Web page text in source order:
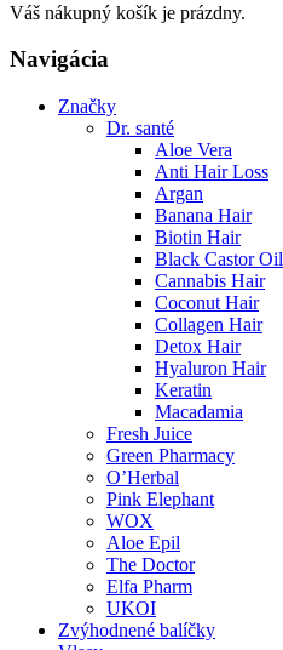
Váš nákupný košík je prázdny.
Navigácia
Značky
Dr. santé
Aloe Vera
Anti Hair Loss
Argan
Banana Hair
Biotin Hair
Black Castor Oil
Cannabis Hair
Coconut Hair
Collagen Hair
Detox Hair
Hyaluron Hair
Keratin
Macadamia
Fresh Juice
Green Pharmacy
O’Herbal
Pink Elephant
WOX
Aloe Epil
The Doctor
Elfa Pharm
UKOI
Zvýhodnené balíčky